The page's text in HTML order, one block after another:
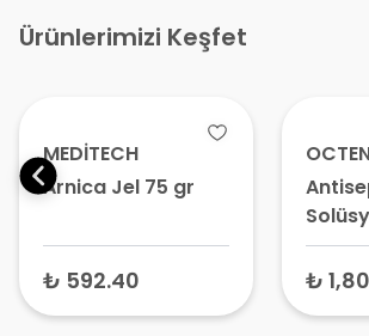
Ürünlerimizi Keşfet
MEDİTECH
Arnica Jel 75 gr
₺ 592.40 ₺